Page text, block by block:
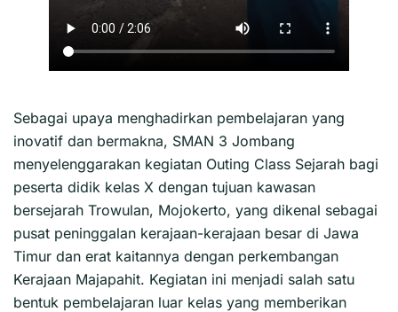
Sebagai upaya menghadirkan pembelajaran yang
inovatif dan bermakna, SMAN 3 Jombang
menyelenggarakan kegiatan Outing Class Sejarah bagi
peserta didik kelas X dengan tujuan kawasan
bersejarah Trowulan, Mojokerto, yang dikenal sebagai
pusat peninggalan kerajaan-kerajaan besar di Jawa
Timur dan erat kaitannya dengan perkembangan
Kerajaan Majapahit. Kegiatan ini menjadi salah satu
bentuk pembelajaran luar kelas yang memberikan